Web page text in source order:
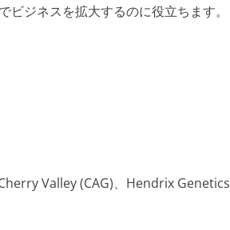
ジネスを拡大するのに役立ちます。
Valley (CAG)、Hendrix Genetics